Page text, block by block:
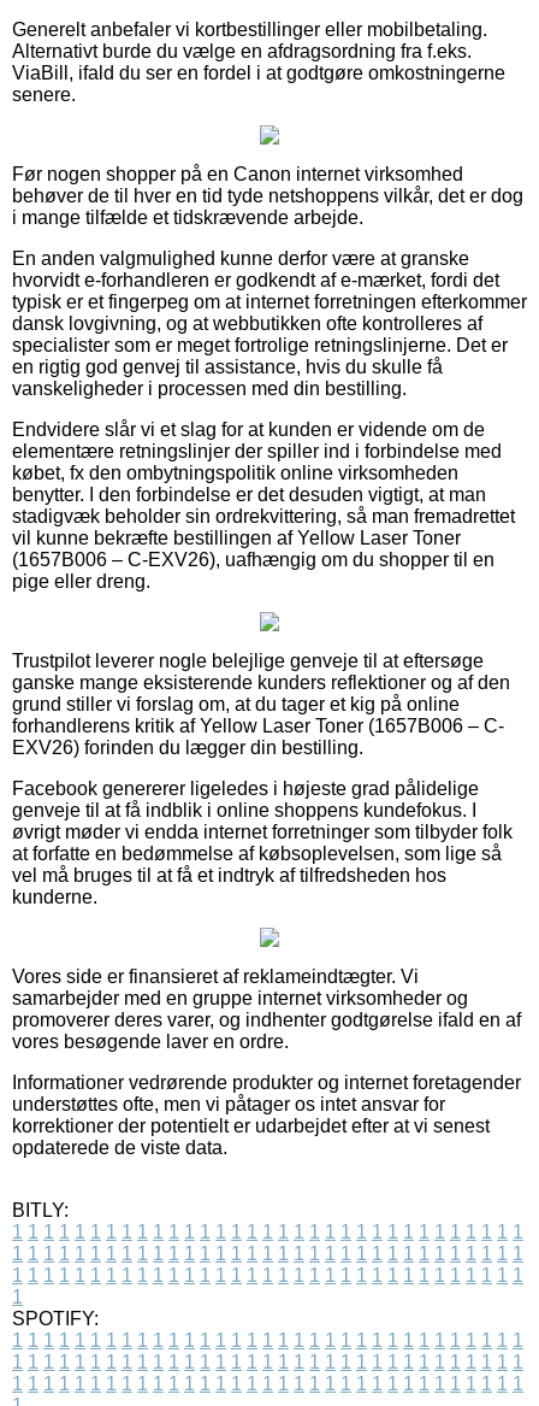
Generelt anbefaler vi kortbestillinger eller mobilbetaling.
Alternativt burde du vælge en afdragsordning fra f.eks.
ViaBill, ifald du ser en fordel i at godtgøre omkostningerne
senere.
Før nogen shopper på en Canon internet virksomhed
behøver de til hver en tid tyde netshoppens vilkår, det er dog
i mange tilfælde et tidskrævende arbejde.
En anden valgmulighed kunne derfor være at granske
hvorvidt e-forhandleren er godkendt af e-mærket, fordi det
typisk er et fingerpeg om at internet forretningen efterkommer
dansk lovgivning, og at webbutikken ofte kontrolleres af
specialister som er meget fortrolige retningslinjerne. Det er
en rigtig god genvej til assistance, hvis du skulle få
vanskeligheder i processen med din bestilling.
Endvidere slår vi et slag for at kunden er vidende om de
elementære retningslinjer der spiller ind i forbindelse med
købet, fx den ombytningspolitik online virksomheden
benytter. I den forbindelse er det desuden vigtigt, at man
stadigvæk beholder sin ordrekvittering, så man fremadrettet
vil kunne bekræfte bestillingen af Yellow Laser Toner
(1657B006 – C-EXV26), uafhængig om du shopper til en
pige eller dreng.
Trustpilot leverer nogle belejlige genveje til at eftersøge
ganske mange eksisterende kunders reflektioner og af den
grund stiller vi forslag om, at du tager et kig på online
forhandlerens kritik af Yellow Laser Toner (1657B006 – C-
EXV26) forinden du lægger din bestilling.
Facebook genererer ligeledes i højeste grad pålidelige
genveje til at få indblik i online shoppens kundefokus. I
øvrigt møder vi endda internet forretninger som tilbyder folk
at forfatte en bedømmelse af købsoplevelsen, som lige så
vel må bruges til at få et indtryk af tilfredsheden hos
kunderne.
Vores side er finansieret af reklameindtægter. Vi
samarbejder med en gruppe internet virksomheder og
promoverer deres varer, og indhenter godtgørelse ifald en af
vores besøgende laver en ordre.
Informationer vedrørende produkter og internet foretagender
understøttes ofte, men vi påtager os intet ansvar for
korrektioner der potentielt er udarbejdet efter at vi senest
opdaterede de viste data.
BITLY:
1 1 1 1 1 1 1 1 1 1 1 1 1 1 1 1 1 1 1 1 1 1 1 1 1 1 1 1 1 1 1 1 1
1 1 1 1 1 1 1 1 1 1 1 1 1 1 1 1 1 1 1 1 1 1 1 1 1 1 1 1 1 1 1 1 1
1 1 1 1 1 1 1 1 1 1 1 1 1 1 1 1 1 1 1 1 1 1 1 1 1 1 1 1 1 1 1 1 1
1
SPOTIFY:
1 1 1 1 1 1 1 1 1 1 1 1 1 1 1 1 1 1 1 1 1 1 1 1 1 1 1 1 1 1 1 1 1
1 1 1 1 1 1 1 1 1 1 1 1 1 1 1 1 1 1 1 1 1 1 1 1 1 1 1 1 1 1 1 1 1
1 1 1 1 1 1 1 1 1 1 1 1 1 1 1 1 1 1 1 1 1 1 1 1 1 1 1 1 1 1 1 1 1